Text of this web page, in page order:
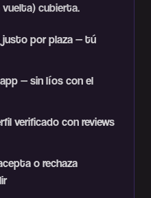
cubierta.
justo por plaza — tú
— sin líos con el
verificado con reviews
o rechaza